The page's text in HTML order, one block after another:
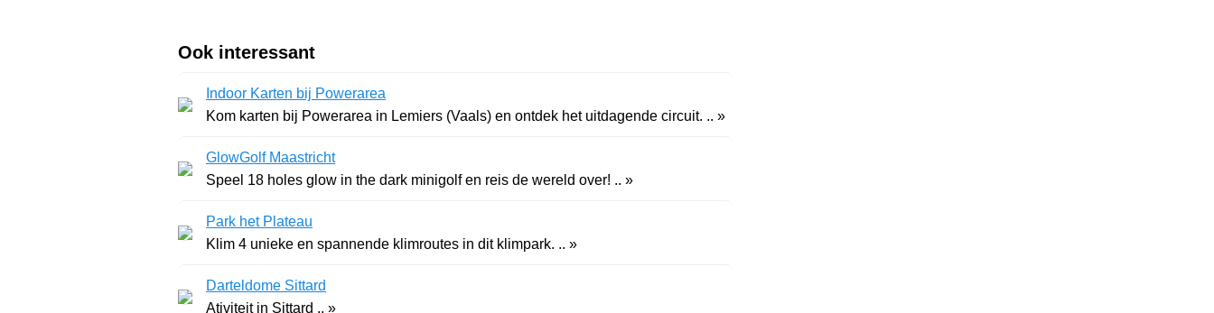
Ook interessant
Indoor Karten bij Powerarea
Kom karten bij Powerarea in Lemiers (Vaals) en ontdek het uitdagende circuit. .. »
GlowGolf Maastricht
Speel 18 holes glow in the dark minigolf en reis de wereld over! .. »
Park het Plateau
Klim 4 unieke en spannende klimroutes in dit klimpark. .. »
Darteldome Sittard
Ativiteit in Sittard .. »